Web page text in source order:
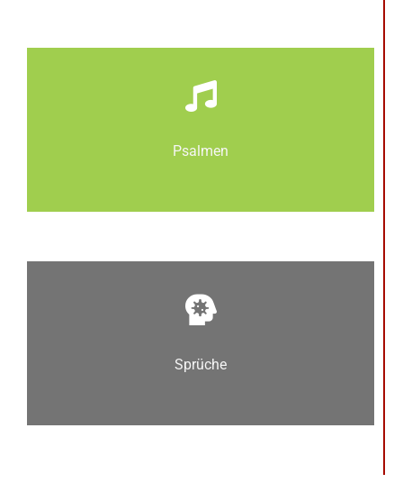
Psalmen
Sprüche